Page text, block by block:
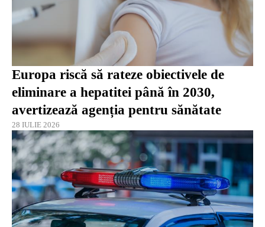
Europa riscă să rateze obiectivele de
eliminare a hepatitei până în 2030,
avertizează agenția pentru sănătate
28 IULIE 2026